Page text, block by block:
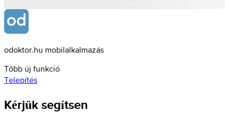
odoktor.hu mobilalkalmazás
Több új funkció
Telepítés
Kérjük segítsen